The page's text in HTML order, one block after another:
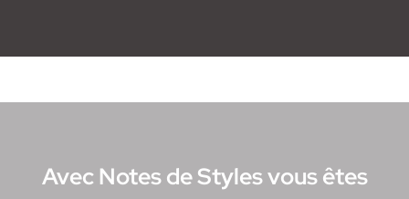
Avec Notes de Styles vous êtes